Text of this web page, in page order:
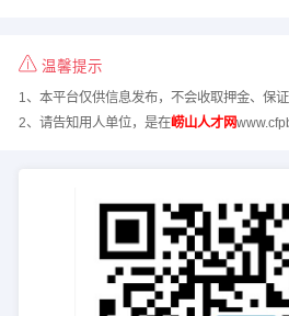
温馨提示
1、本平台仅供信息发布，不会收取押金、保
2、请告知用人单位，是在崂山人才网